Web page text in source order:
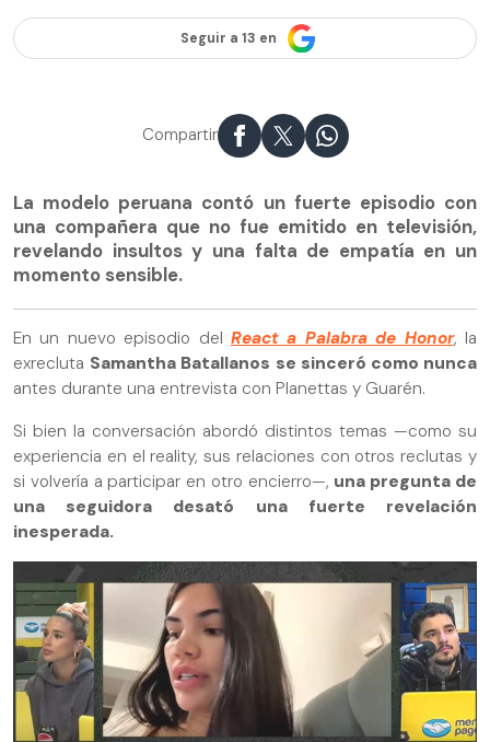
Seguir a 13 en
Compartir
La modelo peruana contó un fuerte episodio con
una compañera que no fue emitido en televisión,
revelando insultos y una falta de empatía en un
momento sensible.
En un nuevo episodio del React a Palabra de Honor, la
exrecluta Samantha Batallanos se sinceró como nunca
antes durante una entrevista con Planettas y Guarén.
Si bien la conversación abordó distintos temas —como su
experiencia en el reality, sus relaciones con otros reclutas y
si volvería a participar en otro encierro—, una pregunta de
una seguidora desató una fuerte revelación
inesperada.